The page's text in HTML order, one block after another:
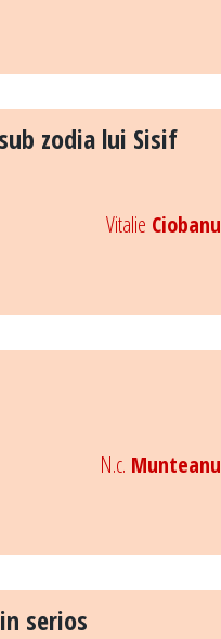
zodia lui Sisif
Vitalie Ciobanu
N.c. Munteanu
serios